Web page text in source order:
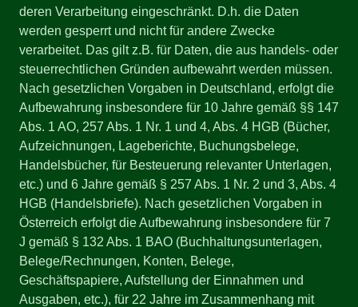
deren Verarbeitung eingeschränkt. D.h. die Daten
werden gesperrt und nicht für andere Zwecke
verarbeitet. Das gilt z.B. für Daten, die aus handels- oder
steuerrechtlichen Gründen aufbewahrt werden müssen.
Nach gesetzlichen Vorgaben in Deutschland, erfolgt die
Aufbewahrung insbesondere für 10 Jahre gemäß §§ 147
Abs. 1 AO, 257 Abs. 1 Nr. 1 und 4, Abs. 4 HGB (Bücher,
Aufzeichnungen, Lageberichte, Buchungsbelege,
Handelsbücher, für Besteuerung relevanter Unterlagen,
etc.) und 6 Jahre gemäß § 257 Abs. 1 Nr. 2 und 3, Abs. 4
HGB (Handelsbriefe). Nach gesetzlichen Vorgaben in
Österreich erfolgt die Aufbewahrung insbesondere für 7
J gemäß § 132 Abs. 1 BAO (Buchhaltungsunterlagen,
Belege/Rechnungen, Konten, Belege,
Geschäftspapiere, Aufstellung der Einnahmen und
Ausgaben, etc.), für 22 Jahre im Zusammenhang mit